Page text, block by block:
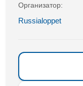
Организатор:
Russialoppet